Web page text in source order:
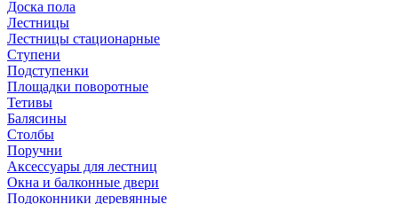
Доска пола
Лестницы
Лестницы стационарные
Ступени
Подступенки
Площадки поворотные
Тетивы
Балясины
Столбы
Поручни
Аксессуары для лестниц
Окна и балконные двери
Подоконники деревянные